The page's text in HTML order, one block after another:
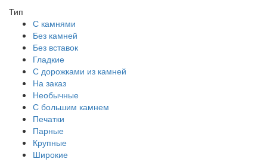
Тип
С камнями
Без камней
Без вставок
Гладкие
С дорожками из камней
На заказ
Необычные
С большим камнем
Печатки
Парные
Крупные
Широкие